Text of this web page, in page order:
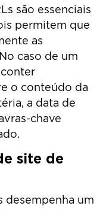
são essenciais
permitem que
as
caso de um
o conteúdo da
a data de
chave
site de
desempenha um